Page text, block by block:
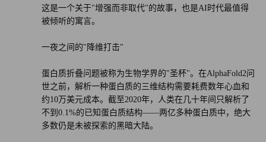
了许多新的机会，催生新的工作岗位，或者改变现有工作的
力，而是扩展其能力，这为人类与人工智能在科学及其他领
域合作的乐观愿景提供了初步佐证。
希尔表示：“一般认为，如果人工智能可以更深入地参与其
这是一个关于"增强而非取代"的故事，也是AI时代最值得
被倾听的寓言。
一夜之间的"降维打击"
蛋白质折叠问题被称为生物学界的"圣杯"。在AlphaFold2问
世之前，解析一种蛋白质的三维结构需要耗费数年心血和
约10万美元成本。截至2020年，人类在几十年间只解析了
不到0.1%的已知蛋白质结构——两亿多种蛋白质中，绝大
多数仍是未被探索的黑暗大陆。